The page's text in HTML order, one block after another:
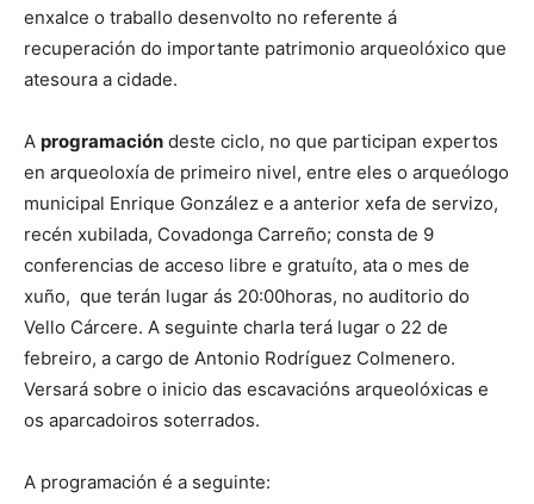
enxalce o traballo desenvolto no referente á
recuperación do importante patrimonio arqueolóxico que
atesoura a cidade.
A programación deste ciclo, no que participan expertos
en arqueoloxía de primeiro nivel, entre eles o arqueólogo
municipal Enrique González e a anterior xefa de servizo,
recén xubilada, Covadonga Carreño; consta de 9
conferencias de acceso libre e gratuíto, ata o mes de
xuño, que terán lugar ás 20:00horas, no auditorio do
Vello Cárcere. A seguinte charla terá lugar o 22 de
febreiro, a cargo de Antonio Rodríguez Colmenero.
Versará sobre o inicio das escavacións arqueolóxicas e
os aparcadoiros soterrados.
A programación é a seguinte: